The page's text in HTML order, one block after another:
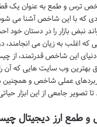
ترس و طمع به عنوان یک
که با این شاخص آشنا می
نبض بازار را در دستان خود
که اغلب به زیان می انجامند،
این شاخص قدرتمند، از
بهترین وب سایت هایی که آن را
عملی شاخص و همچنین
تصویر جامعی از این ابزار
طمع ارز دیجیتال